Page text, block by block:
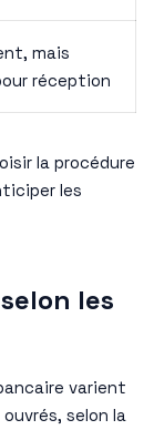
mais
réception
la procédure
les
les
varient
selon la